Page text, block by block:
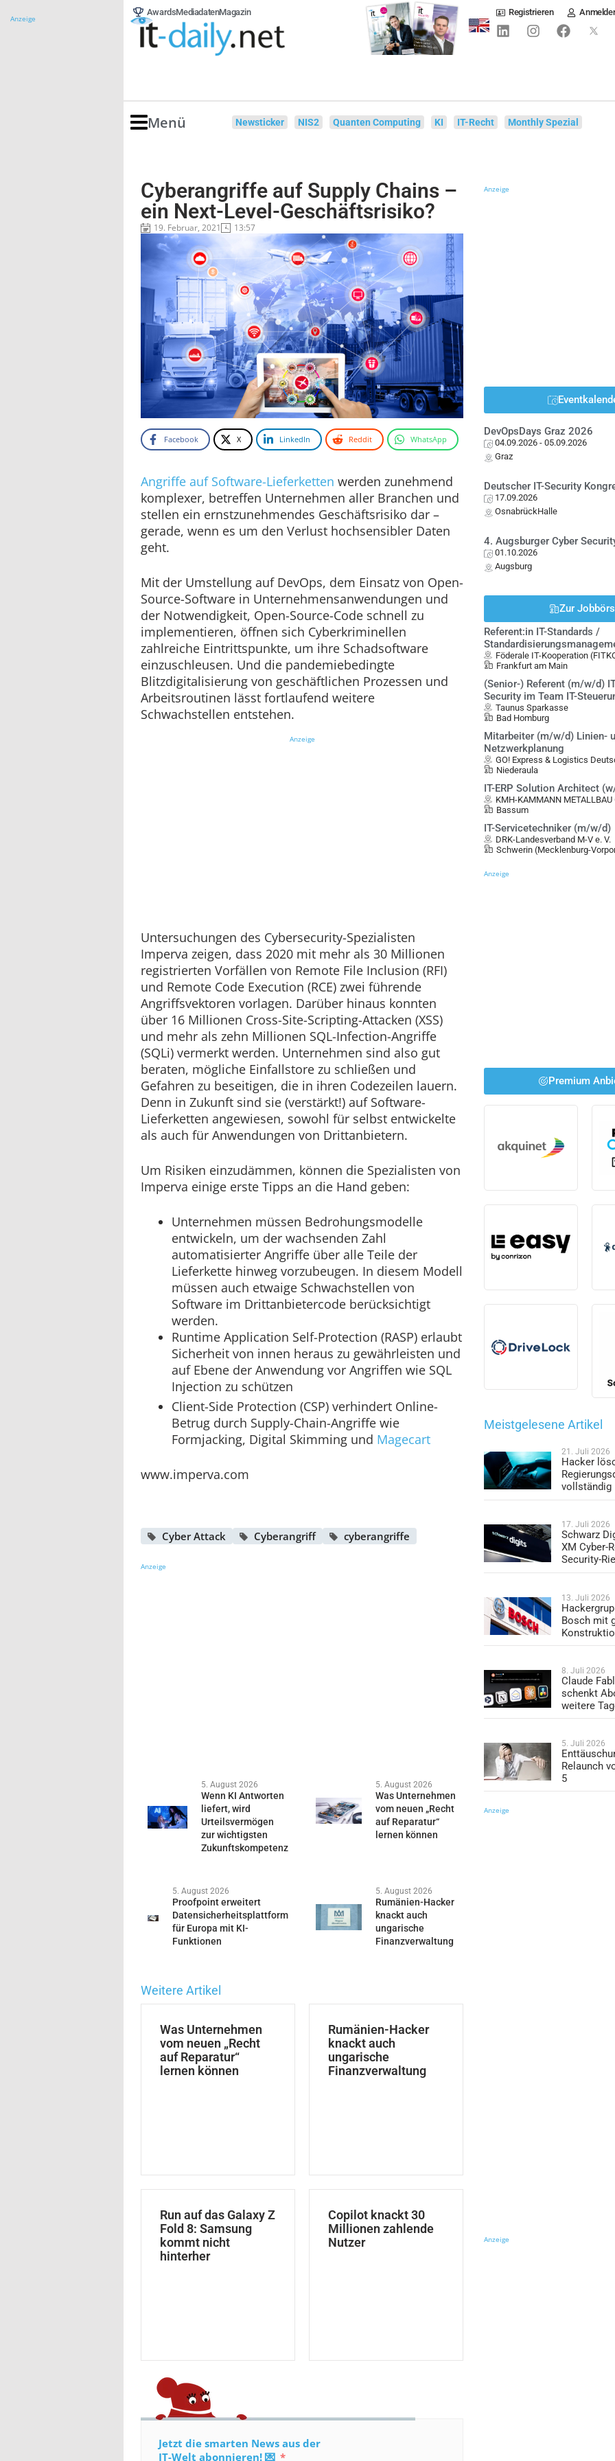
Anzeige
AwardsMediadatenMagazin Registrieren
Menü Newsticker NIS2 Quanten Computing KI IT-Recht Monthly Spezial
Cyberangriffe auf Supply Chains –
ein Next-Level-Geschäftsrisiko?
19. Februar, 2021 13:57
Facebook X LinkedIn Reddit WhatsApp
Angriffe auf Software-Lieferketten werden zunehmend
komplexer, betreffen Unternehmen aller Branchen und
stellen ein ernstzunehmendes Geschäftsrisiko dar –
gerade, wenn es um den Verlust hochsensibler Daten
geht.
Mit der Umstellung auf DevOps, dem Einsatz von Open-
Source-Software in Unternehmensanwendungen und
der Notwendigkeit, Open-Source-Code schnell zu
implementieren, öffnen sich Cyberkriminellen
zahlreiche Eintrittspunkte, um ihre Schadsoftware
einzuschleusen. Und die pandemiebedingte
Blitzdigitalisierung von geschäftlichen Prozessen und
Arbeitsroutinen lässt fortlaufend weitere
Schwachstellen entstehen.
Anzeige
Untersuchungen des Cybersecurity-Spezialisten
Imperva zeigen, dass 2020 mit mehr als 30 Millionen
registrierten Vorfällen von Remote File Inclusion (RFI)
und Remote Code Execution (RCE) zwei führende
Angriffsvektoren vorlagen. Darüber hinaus konnten
über 16 Millionen Cross-Site-Scripting-Attacken (XSS)
und mehr als zehn Millionen SQL-Infection-Angriffe
(SQLi) vermerkt werden. Unternehmen sind also gut
beraten, mögliche Einfallstore zu schließen und
Gefahren zu beseitigen, die in ihren Codezeilen lauern.
Denn in Zukunft sind sie (verstärkt!) auf Software-
Lieferketten angewiesen, sowohl für selbst entwickelte
als auch für Anwendungen von Drittanbietern.
Um Risiken einzudämmen, können die Spezialisten von
Imperva einige erste Tipps an die Hand geben:
Unternehmen müssen Bedrohungsmodelle
entwickeln, um der wachsenden Zahl
automatisierter Angriffe über alle Teile der
Lieferkette hinweg vorzubeugen. In diesem Modell
müssen auch etwaige Schwachstellen von
Software im Drittanbietercode berücksichtigt
werden.
Runtime Application Self-Protection (RASP) erlaubt
Sicherheit von innen heraus zu gewährleisten und
auf Ebene der Anwendung vor Angriffen wie SQL
Injection zu schützen
Client-Side Protection (CSP) verhindert Online-
Betrug durch Supply-Chain-Angriffe wie
Formjacking, Digital Skimming und Magecart
www.imperva.com
Cyber Attack Cyberangriff cyberangriffe
Anzeige
5. August 2026
Wenn KI Antworten
liefert, wird
Urteilsvermögen
zur wichtigsten
Zukunftskompetenz
5. August 2026
Was Unternehmen
vom neuen „Recht
auf Reparatur“
lernen können
5. August 2026
Proofpoint erweitert
Datensicherheitsplattform
für Europa mit KI-
Funktionen
5. August 2026
Rumänien-Hacker
knackt auch
ungarische
Finanzverwaltung
Weitere Artikel
Was Unternehmen
vom neuen „Recht
auf Reparatur“
lernen können
Rumänien-Hacker
knackt auch
ungarische
Finanzverwaltung
Run auf das Galaxy Z
Fold 8: Samsung
kommt nicht
hinterher
Copilot knackt 30
Millionen zahlende
Nutzer
Jetzt die smarten News aus der
IT-Welt abonnieren! 💌
Anzeige
DevOpsDays Graz 2026
04.09.2026 - 05.09.2026
Graz
Deutscher IT-Security
17.09.2026
OsnabrückHalle
4. Augsburger Cyber
01.10.2026
Augsburg
Zur
Referent:in IT-Standards /
Föderale IT-Kooperation
Frankfurt am Main
(Senior-) Referent (m/w/d)
Security im Team IT-
Taunus Sparkasse
Bad Homburg
Mitarbeiter (m/w/d) Linien-
Netzwerkplanung
GO! Express & Logistics
Niederaula
IT-ERP Solution Architect
KMH-KAMMANN METALLBAU
Bassum
IT-Servicetechniker (m/w/d)
DRK-Landesverband M-V e. V.
Schwerin (Mecklenburg-
Anzeige
Premium
Meistgelesene Artikel
21. Juli 2026
Hacker
vollständig
17. Juli 2026
Schwarz
XM Cyber-
Security-
13. Juli 2026
Bosch mit
8. Juli 2026
Claude
schenkt
weitere
5. Juli 2026
Relaunch
5
Anzeige
Anzeige